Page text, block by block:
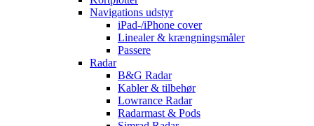
Navigations udstyr
iPad-/iPhone cover
Linealer & krængningsmåler
Passere
Radar
B&G Radar
Kabler & tilbehør
Lowrance Radar
Radarmast & Pods